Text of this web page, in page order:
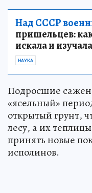
Над СССР
пришельцев:
искала и
НАУКА
Подросшие
«ясельный»
открытый грунт,
лесу, а их
принять новые
исполинов.